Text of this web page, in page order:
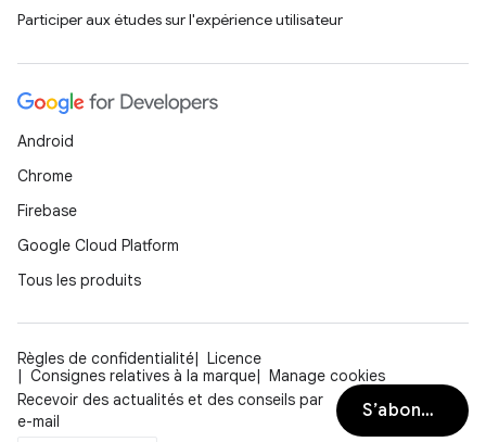
Participer aux études sur l'expérience utilisateur
Android
Chrome
Firebase
Google Cloud Platform
Tous les produits
Règles de confidentialité
Licence
Consignes relatives à la marque
Manage cookies
Recevoir des actualités et des conseils par
e-mail
S’abonner